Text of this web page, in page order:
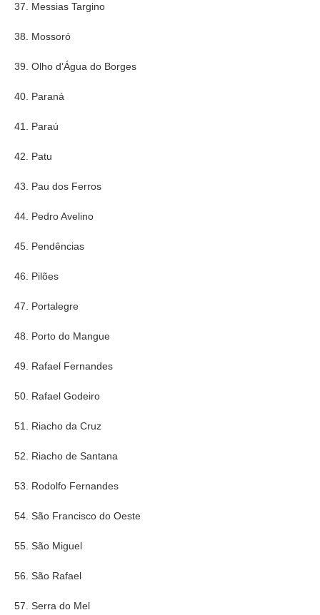
37. Messias Targino
38. Mossoró
39. Olho d’Água do Borges
40. Paraná
41. Paraú
42. Patu
43. Pau dos Ferros
44. Pedro Avelino
45. Pendências
46. Pilões
47. Portalegre
48. Porto do Mangue
49. Rafael Fernandes
50. Rafael Godeiro
51. Riacho da Cruz
52. Riacho de Santana
53. Rodolfo Fernandes
54. São Francisco do Oeste
55. São Miguel
56. São Rafael
57. Serra do Mel